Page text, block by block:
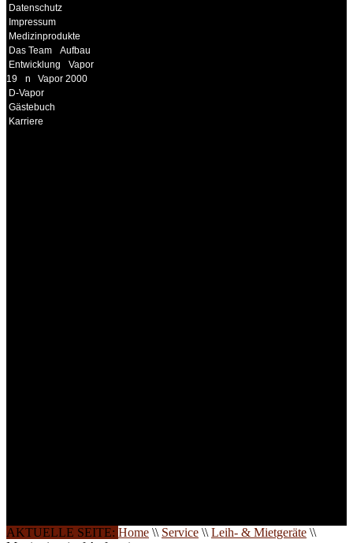
Datenschutz
Impressum
Medizinprodukte
Das Team
Aufbau
Entwicklung
Vapor
19
n
Vapor 2000
D-Vapor
Gästebuch
Karriere
AKTUELLE SEITE: Home \\ Service \\ Leih- & Mietgeräte \\